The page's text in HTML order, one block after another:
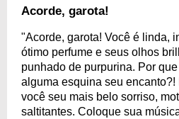
Acorde, garota!
"Acorde, garota! Você é linda,
ótimo perfume e seus olhos
punhado de purpurina. Por
alguma esquina seu
você seu mais belo sorriso,
saltitantes. Coloque sua